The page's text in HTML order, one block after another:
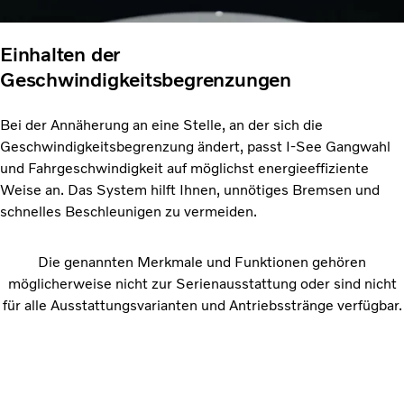
Einhalten der
Geschwindigkeitsbegrenzungen
Bei der Annäherung an eine Stelle, an der sich die
Geschwindigkeitsbegrenzung ändert, passt I-See Gangwahl
und Fahrgeschwindigkeit auf möglichst energieeffiziente
Weise an. Das System hilft Ihnen, unnötiges Bremsen und
schnelles Beschleunigen zu vermeiden.
Die genannten Merkmale und Funktionen gehören
möglicherweise nicht zur Serienausstattung oder sind nicht
für alle Ausstattungsvarianten und Antriebsstränge verfügbar.